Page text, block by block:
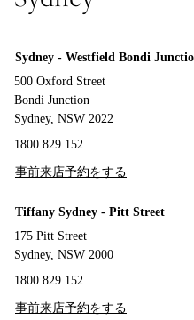
Sydney - Westfield Bondi
500 Oxford Street
Bondi Junction
Sydney, NSW 2022
1800 829 152
事前来店予約をする
Tiffany Sydney - Pitt Street
175 Pitt Street
Sydney, NSW 2000
1800 829 152
事前来店予約をする